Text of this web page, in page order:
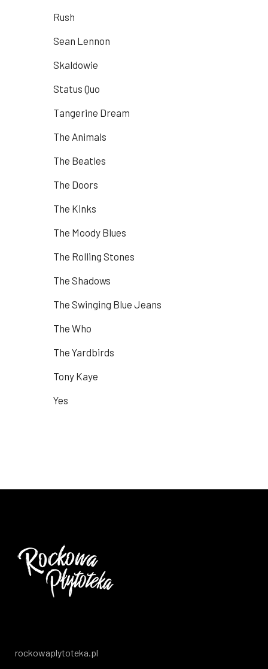
Rush
Sean Lennon
Skaldowie
Status Quo
Tangerine Dream
The Animals
The Beatles
The Doors
The Kinks
The Moody Blues
The Rolling Stones
The Shadows
The Swinging Blue Jeans
The Who
The Yardbirds
Tony Kaye
Yes
rockowaplytoteka.pl